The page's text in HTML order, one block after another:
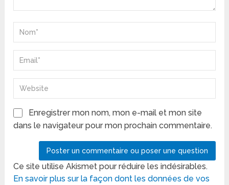
Enregistrer mon nom, mon e-mail et mon site
dans le navigateur pour mon prochain commentaire.
Ce site utilise Akismet pour réduire les indésirables.
En savoir plus sur la façon dont les données de vos